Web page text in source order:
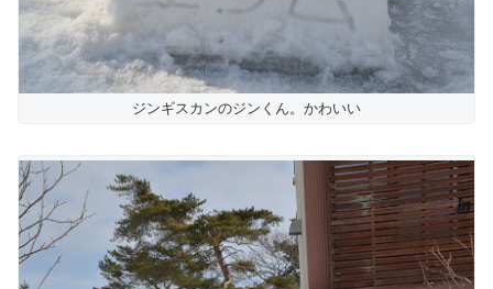
ジンギスカンのジンくん。かわいい